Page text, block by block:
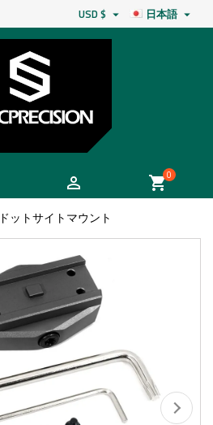
日本語 
USD $ 
 shopping_cart0
ドットサイトマウント